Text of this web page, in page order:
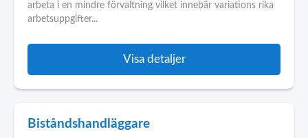
arbeta i en mindre förvaltning vilket innebär variations rika
arbetsuppgifter...
Visa detaljer
Biståndshandläggare